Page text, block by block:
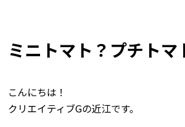
ミニトマト？プチトマ
こんにちは！
クリエイティブGの近江です。